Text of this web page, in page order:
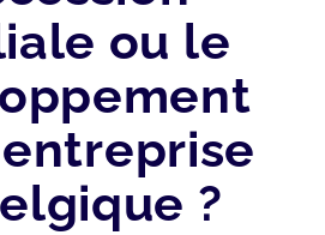
ou le
entreprise
?